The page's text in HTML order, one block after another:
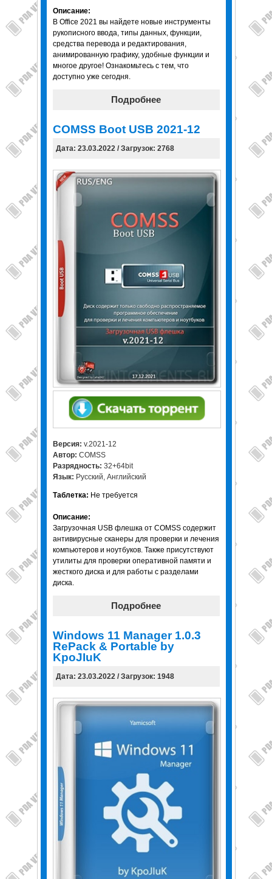
Описание:
В Office 2021 вы найдете новые инструменты
рукописного ввода, типы данных, функции,
средства перевода и редактирования,
анимированную графику, удобные функции и
многое другое! Ознакомьтесь с тем, что
доступно уже сегодня.
Подробнее
COMSS Boot USB 2021-12
Дата: 23.03.2022 / Загрузок: 2768
Версия: v.2021-12
Автор: COMSS
Разрядность: 32+64bit
Язык: Русский, Английский
Таблетка: Не требуется
Описание:
Загрузочная USB флешка от COMSS содержит
антивирусные сканеры для проверки и лечения
компьютеров и ноутбуков. Также присутствуют
утилиты для проверки оперативной памяти и
жесткого диска и для работы с разделами
диска.
Подробнее
Windows 11 Manager 1.0.3
RePack & Portable by
KpoJIuK
Дата: 23.03.2022 / Загрузок: 1948